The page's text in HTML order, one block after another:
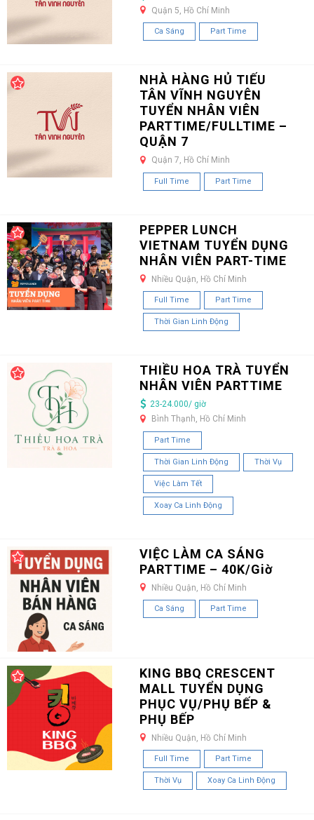
Quận 5, Hồ Chí Minh
Ca Sáng Part Time
NHÀ HÀNG HỦ TIẾU
TÂN VĨNH NGUYÊN
TUYỂN NHÂN VIÊN
PARTTIME/FULLTIME –
QUẬN 7
Quận 7, Hồ Chí Minh
Full Time Part Time
PEPPER LUNCH
VIETNAM TUYỂN DỤNG
NHÂN VIÊN PART-TIME
Nhiều Quận, Hồ Chí Minh
Full Time Part Time
Thời Gian Linh Động
THIỀU HOA TRÀ TUYỂN
NHÂN VIÊN PARTTIME
23-24.000/ giờ
Bình Thạnh, Hồ Chí Minh
Part Time
Thời Gian Linh Động Thời Vụ
Việc Làm Tết
Xoay Ca Linh Động
VIỆC LÀM CA SÁNG
PARTTIME – 40K/Giờ
Nhiều Quận, Hồ Chí Minh
Ca Sáng Part Time
KING BBQ CRESCENT
MALL TUYỂN DỤNG
PHỤC VỤ/PHỤ BẾP &
PHỤ BẾP
Nhiều Quận, Hồ Chí Minh
Full Time Part Time
Thời Vụ Xoay Ca Linh Động